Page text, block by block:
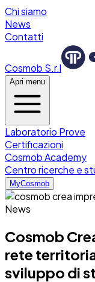
Chi siamo
News
Contatti
Cosmob S.r.l
Apri menu
Laboratorio Prove
Certificazioni
Cosmob Academy
Centro ricerche e
MyCosmob
News
Cosmob
rete
sviluppo di